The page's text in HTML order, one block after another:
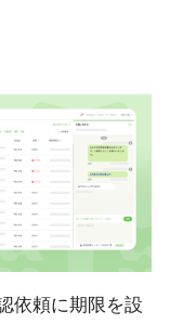
依頼に期限を設